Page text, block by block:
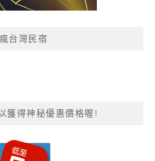
瘋台灣民宿
獲得神秘優惠價格喔!